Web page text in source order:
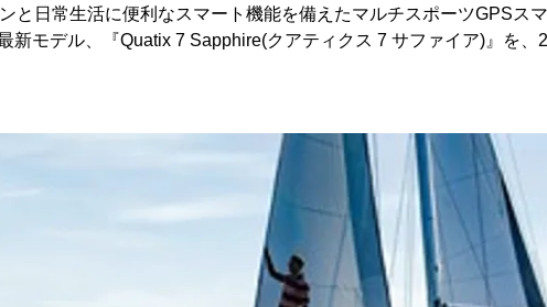
と日常生活に便利なスマート機能を備えたマルチスポーツGPSス
新モデル、『Quatix 7 Sapphire(クアティクス 7 サファイア)』を、